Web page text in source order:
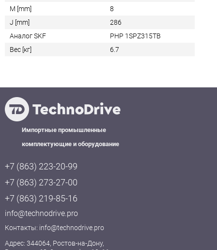
M [mm]
8
J [mm]
286
Аналог SKF
PHP 1SPZ315TB
Вес [кг]
6.7
Импортные промышленные
комплектующие и оборудование
+7 (863) 223-20-99
+7 (863) 273-27-00
+7 (863) 219-85-16
info@technodrive.pro
Контакты: info@technodrive.pro
Адрес: 344064, Ростов-на-Дону,